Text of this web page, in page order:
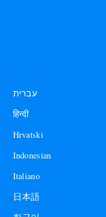
עברית
हिन्दी
Hrvatski
Indonesian
Italiano
日本語